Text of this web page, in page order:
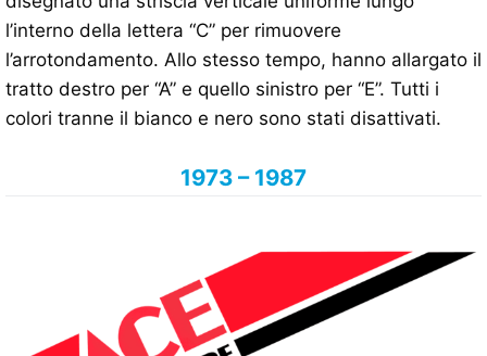
l’interno della lettera “C” per rimuovere
l’arrotondamento. Allo stesso tempo, hanno allargato il
tratto destro per “A” e quello sinistro per “E”. Tutti i
colori tranne il bianco e nero sono stati disattivati.
1973 – 1987